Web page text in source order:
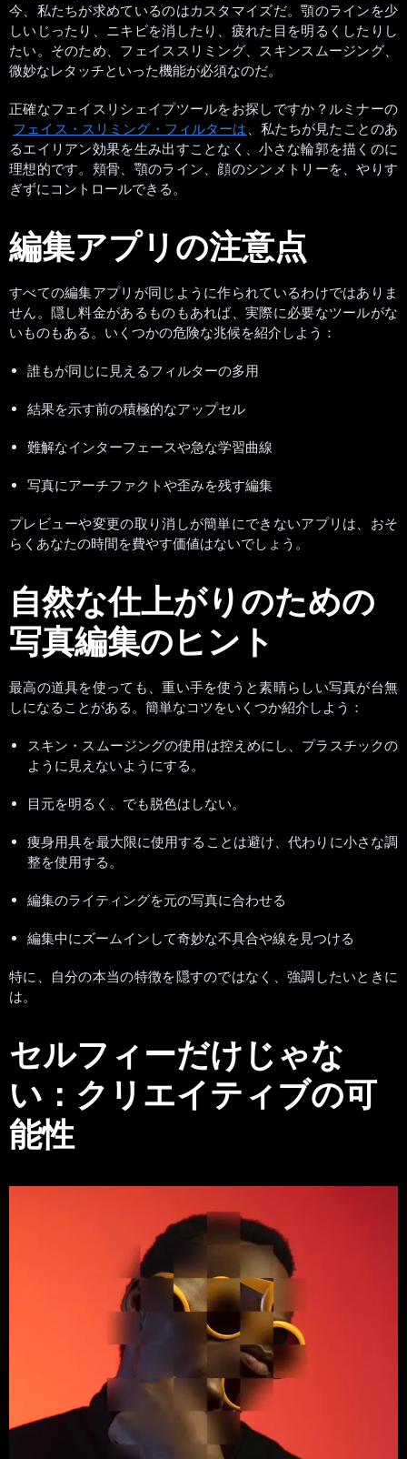
今、私たちが求めているのはカスタマイズだ。顎のラインを少
しいじったり、ニキビを消したり、疲れた目を明るくしたりし
たい。そのため、フェイススリミング、スキンスムージング、
微妙なレタッチといった機能が必須なのだ。
正確なフェイスリシェイプツールをお探しですか？ルミナーの
フェイス・スリミング・フィルターは 、私たちが見たことのあ
るエイリアン効果を生み出すことなく、小さな輪郭を描くのに
理想的です。頬骨、顎のライン、顔のシンメトリーを、やりす
ぎずにコントロールできる。
編集アプリの注意点
すべての編集アプリが同じように作られているわけではありま
せん。隠し料金があるものもあれば、実際に必要なツールがな
いものもある。いくつかの危険な兆候を紹介しよう：
誰もが同じに見えるフィルターの多用
結果を示す前の積極的なアップセル
難解なインターフェースや急な学習曲線
写真にアーチファクトや歪みを残す編集
プレビューや変更の取り消しが簡単にできないアプリは、おそ
らくあなたの時間を費やす価値はないでしょう。
自然な仕上がりのための
写真編集のヒント
最高の道具を使っても、重い手を使うと素晴らしい写真が台無
しになることがある。簡単なコツをいくつか紹介しよう：
スキン・スムージングの使用は控えめにし、プラスチックの
ように見えないようにする。
目元を明るく、でも脱色はしない。
痩身用具を最大限に使用することは避け、代わりに小さな調
整を使用する。
編集のライティングを元の写真に合わせる
編集中にズームインして奇妙な不具合や線を見つける
特に、自分の本当の特徴を隠すのではなく、強調したいときに
は。
セルフィーだけじゃな
い：クリエイティブの可
能性